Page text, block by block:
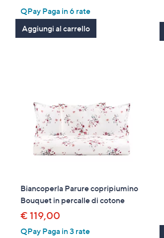
5
Stars
QPay Paga in 6 rate
Aggiungi al carrello
Biancoperla Parure copripiumino
Bouquet in percalle di cotone
€ 119,00
QPay Paga in 3 rate